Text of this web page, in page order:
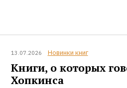
13.07.2026 Новинки книг
Книги, о которых
Хопкинса